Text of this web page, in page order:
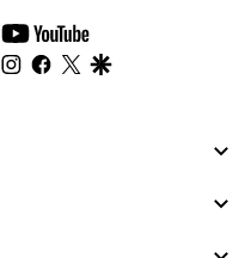
youtube-
footer
instagram
facebook
twitter